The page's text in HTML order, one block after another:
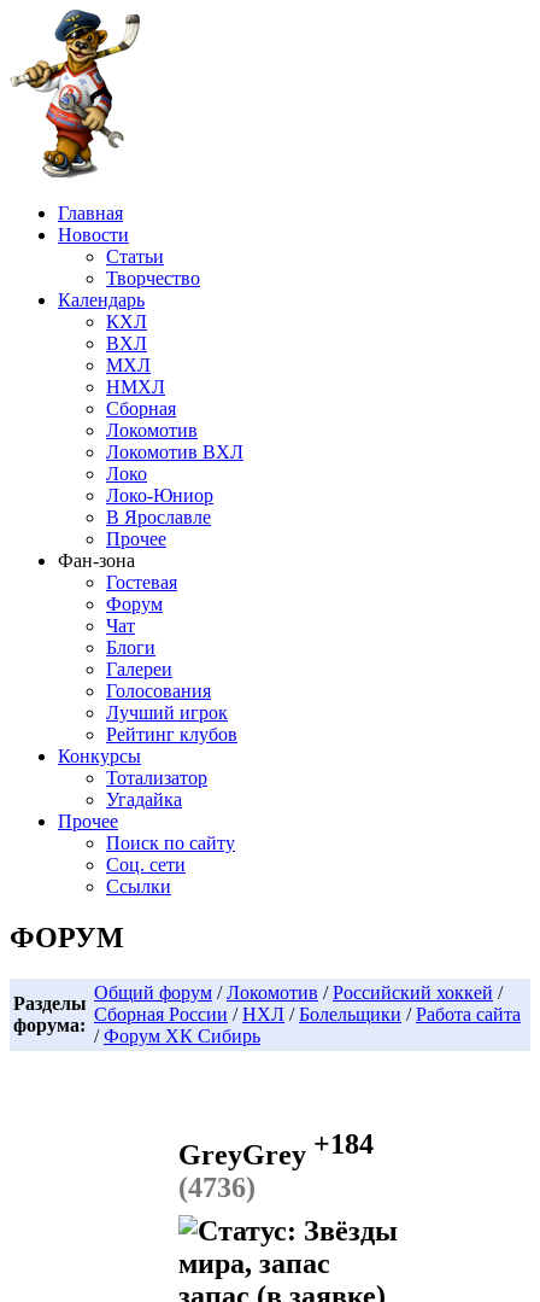
Главная
Новости
Статьи
Творчество
Календарь
КХЛ
ВХЛ
МХЛ
НМХЛ
Сборная
Локомотив
Локомотив ВХЛ
Локо
Локо-Юниор
В Ярославле
Прочее
Фан-зона
Гостевая
Форум
Чат
Блоги
Галереи
Голосования
Лучший игрок
Рейтинг клубов
Конкурсы
Тотализатор
Угадайка
Прочее
Поиск по сайту
Соц. сети
Ссылки
ФОРУМ
Разделы
форума:
Общий форум /Локомотив /Российский хоккей /
Сборная России /НХЛ /Болельщики /Работа сайта
/Форум ХК Сибирь
GreyGrey +184
(4736)
запас (в заявке)